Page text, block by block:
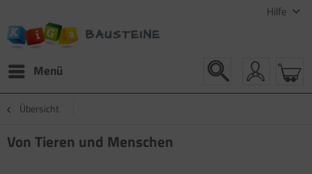
Hilfe
Menü
Übersicht
Von Tieren und Menschen